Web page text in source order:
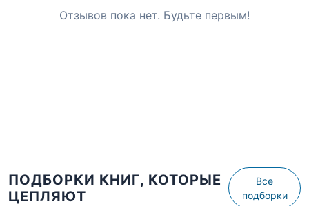
Отзывов пока нет. Будьте первым!
ПОДБОРКИ КНИГ, КОТОРЫЕ
ЦЕПЛЯЮТ
Все
подборки